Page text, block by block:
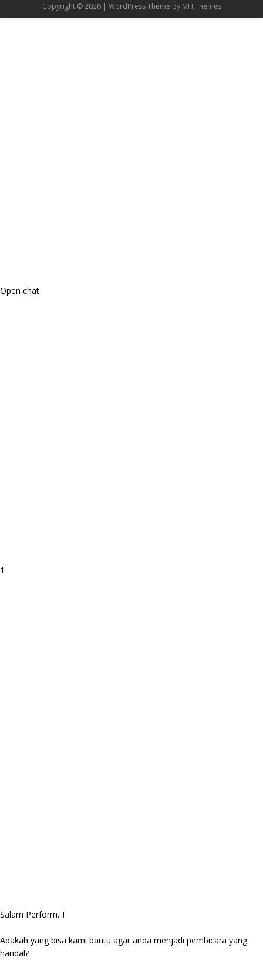
Copyright © 2026 | WordPress Theme by MH Themes
Open chat
1
Salam Perform...!
Adakah yang bisa kami bantu agar anda menjadi pembicara yang
handal?